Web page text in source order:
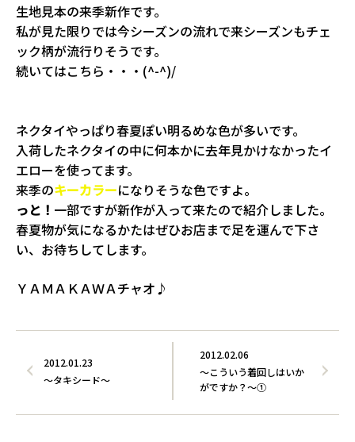
生地見本の来季新作です。
私が見た限りでは今シーズンの流れで来シーズンもチェ
ック柄が流行りそうです。
続いてはこちら・・・(^-^)/
ネクタイやっぱり春夏ぽい明るめな色が多いです。
入荷したネクタイの中に何本かに去年見かけなかったイ
エローを使ってます。
来季のキーカラーになりそうな色ですよ。
っと！ 一部ですが新作が入って来たので紹介しました。
春夏物が気になるかたはぜひお店まで足を運んで下さ
い、お待ちしてします。
ＹＡＭＡＫＡＷＡチャオ♪
2012.02.06
～こういう着回しはいか
がですか？～①
2012.01.23
～タキシード～